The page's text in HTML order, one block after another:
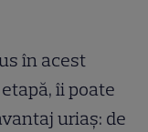
în acest
îi poate
uriaș: de